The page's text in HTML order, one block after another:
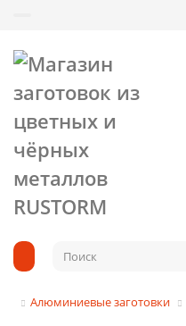
Алюминиевые заготовки